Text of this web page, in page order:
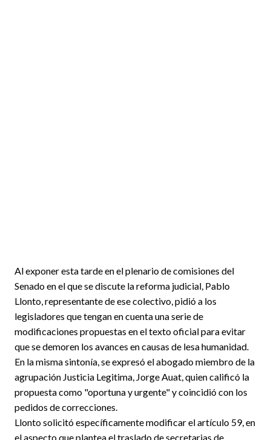
Al exponer esta tarde en el plenario de comisiones del
Senado en el que se discute la reforma judicial, Pablo
Llonto, representante de ese colectivo, pidió a los
legisladores que tengan en cuenta una serie de
modificaciones propuestas en el texto oficial para evitar
que se demoren los avances en causas de lesa humanidad.
En la misma sintonía, se expresó el abogado miembro de la
agrupación Justicia Legitima, Jorge Auat, quien calificó la
propuesta como "oportuna y urgente" y coincidió con los
pedidos de correcciones.
Llonto solicitó específicamente modificar el artículo 59, en
el aspecto que plantea el traslado de secretarias de